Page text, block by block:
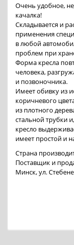
Очень удобное,
качалка!
Складывается и
применения
в любой
проблем при
Форма кресла
человека,
и позвоночника.
Имеет обивку из
коричневого
из плотного
стальной трубки
кресло
имеет простой и
Страна
Поставщик и
Минск, ул.